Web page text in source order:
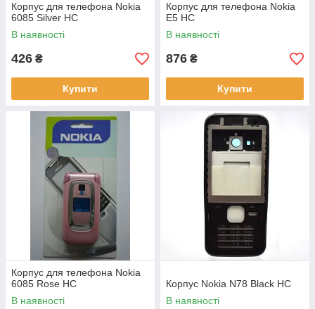
Корпус для телефона Nokia
6085 Silver HC
В наявності
426 ₴
Купити
Корпус для телефона Nokia
E5 HC
В наявності
876 ₴
Купити
Корпус для телефона Nokia
6085 Rose HC
В наявності
Корпус Nokia N78 Black HC
В наявності